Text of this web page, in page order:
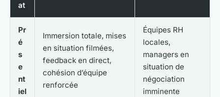
at
Pr
é
s
e
nt
iel
Immersion totale, mises
en situation filmées,
feedback en direct,
cohésion d’équipe
renforcée
Équipes RH
locales,
managers en
situation de
négociation
imminente